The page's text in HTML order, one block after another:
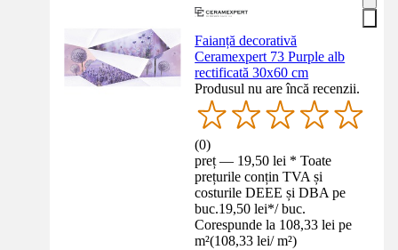
Faianță decorativă
Ceramexpert 73 Purple alb
rectificată 30x60 cm
Produsul nu are încă recenzii.
(0)
preț — 19,50 lei * Toate
prețurile conțin TVA și
costurile DEEE și DBA pe
buc.19,50 lei*/ buc.
Corespunde la 108,33 lei pe
m²(108,33 lei/ m²)